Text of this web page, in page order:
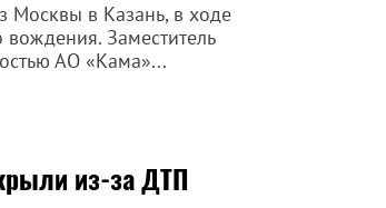
Москвы в Казань, в ходе
Заместитель
АО «Кама»...
из-за ДТП